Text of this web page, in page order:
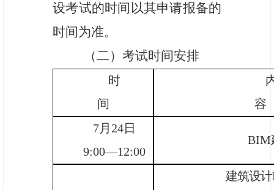
设考试的时间以其申请报备的
时间为准。
（二）考试时间安排
时
间
容
7月 24日
9:00—12:00
BIM
建筑设计